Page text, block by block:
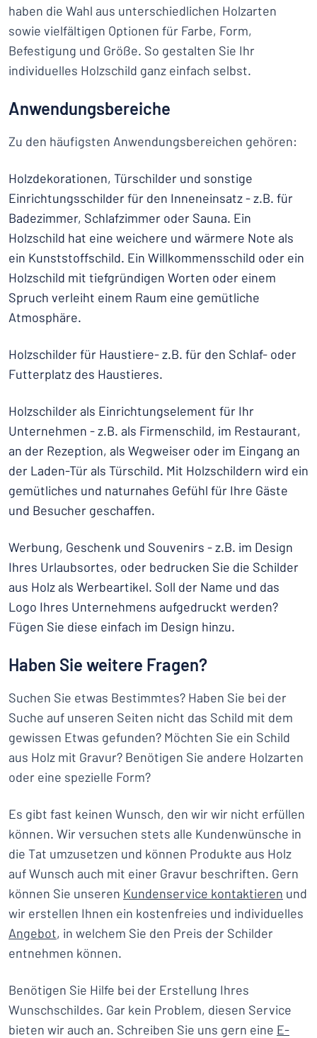
haben die Wahl aus unterschiedlichen Holzarten
sowie vielfältigen Optionen für Farbe, Form,
Befestigung und Größe. So gestalten Sie Ihr
individuelles Holzschild ganz einfach selbst.
Anwendungsbereiche
Zu den häufigsten Anwendungsbereichen gehören:
Holzdekorationen, Türschilder und sonstige
Einrichtungsschilder für den Inneneinsatz - z.B. für
Badezimmer, Schlafzimmer oder Sauna. Ein
Holzschild hat eine weichere und wärmere Note als
ein Kunststoffschild. Ein Willkommensschild oder ein
Holzschild mit tiefgründigen Worten oder einem
Spruch verleiht einem Raum eine gemütliche
Atmosphäre.
Holzschilder für Haustiere- z.B. für den Schlaf- oder
Futterplatz des Haustieres.
Holzschilder als Einrichtungselement für Ihr
Unternehmen - z.B. als Firmenschild, im Restaurant,
an der Rezeption, als Wegweiser oder im Eingang an
der Laden-Tür als Türschild. Mit Holzschildern wird ein
gemütliches und naturnahes Gefühl für Ihre Gäste
und Besucher geschaffen.
Werbung, Geschenk und Souvenirs - z.B. im Design
Ihres Urlaubsortes, oder bedrucken Sie die Schilder
aus Holz als Werbeartikel. Soll der Name und das
Logo Ihres Unternehmens aufgedruckt werden?
Fügen Sie diese einfach im Design hinzu.
Haben Sie weitere Fragen?
Suchen Sie etwas Bestimmtes? Haben Sie bei der
Suche auf unseren Seiten nicht das Schild mit dem
gewissen Etwas gefunden? Möchten Sie ein Schild
aus Holz mit Gravur? Benötigen Sie andere Holzarten
oder eine spezielle Form?
Es gibt fast keinen Wunsch, den wir wir nicht erfüllen
können. Wir versuchen stets alle Kundenwünsche in
die Tat umzusetzen und können Produkte aus Holz
auf Wunsch auch mit einer Gravur beschriften. Gern
können Sie unseren Kundenservice kontaktieren und
wir erstellen Ihnen ein kostenfreies und individuelles
Angebot, in welchem Sie den Preis der Schilder
entnehmen können.
Benötigen Sie Hilfe bei der Erstellung Ihres
Wunschschildes. Gar kein Problem, diesen Service
bieten wir auch an. Schreiben Sie uns gern eine E-